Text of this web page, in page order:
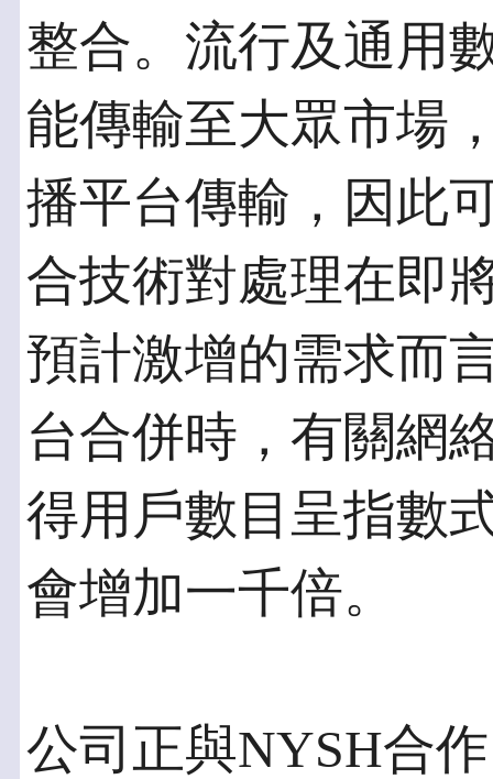
整合。流行及通用
能傳輸至大眾市場
播平台傳輸，因此
合技術對處理在即
預計激增的需求而
台合併時，有關網
得用戶數目呈指數
會增加一千倍。
公司正與NYSH合